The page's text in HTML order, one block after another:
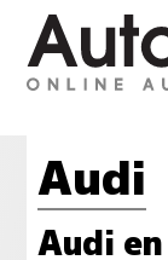
Audi
Audi